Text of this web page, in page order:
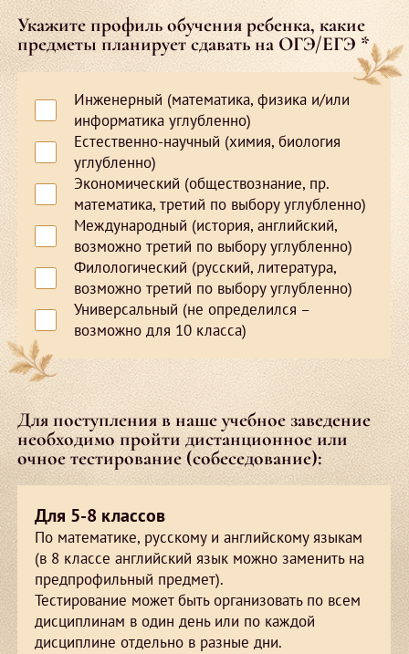
Укажите профиль обучения ребенка, какие
предметы планирует сдавать на ОГЭ/ЕГЭ *
Инженерный (математика, физика и/или
информатика углубленно)
Естественно-научный (химия, биология
углубленно)
Экономический (обществознание, пр.
математика, третий по выбору углубленно)
Международный (история, английский,
возможно третий по выбору углубленно)
Филологический (русский, литература,
возможно третий по выбору углубленно)
Универсальный (не определился –
возможно для 10 класса)
Для поступления в наше учебное заведение
необходимо пройти дистанционное или
очное тестирование (собеседование):
Для 5-8 классов
По математике, русскому и английскому языкам
(в 8 классе английский язык можно заменить на
предпрофильный предмет).
Тестирование может быть организовать по всем
дисциплинам в один день или по каждой
дисциплине отдельно в разные дни.